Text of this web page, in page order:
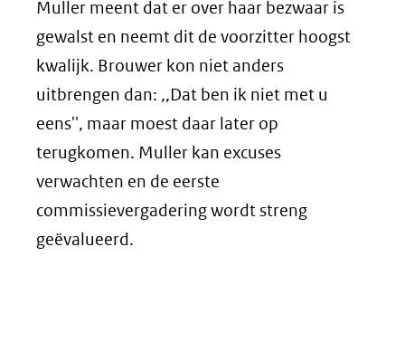
Muller meent dat er over haar bezwaar is
gewalst en neemt dit de voorzitter hoogst
kwalijk. Brouwer kon niet anders
uitbrengen dan: ,,Dat ben ik niet met u
eens'', maar moest daar later op
terugkomen. Muller kan excuses
verwachten en de eerste
commissievergadering wordt streng
geëvalueerd.